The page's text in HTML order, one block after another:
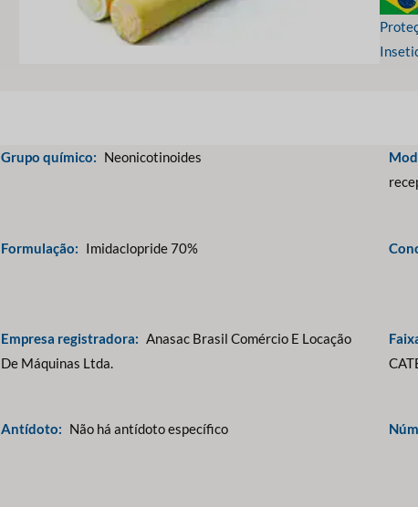
Grupo químico: Neonicotinoides
Formulação: Imidaclopride 70%
Empresa registradora: Anasac Brasil Comércio E Locação
De Máquinas Ltda.
Antídoto: Não há antídoto específico